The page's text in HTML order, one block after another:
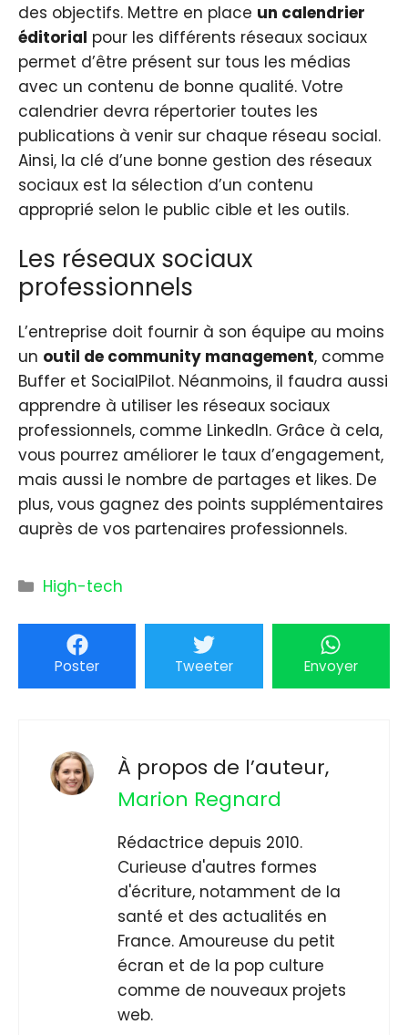
des objectifs. Mettre en place un calendrier
éditorial pour les différents réseaux sociaux
permet d’être présent sur tous les médias
avec un contenu de bonne qualité. Votre
calendrier devra répertorier toutes les
publications à venir sur chaque réseau social.
Ainsi, la clé d’une bonne gestion des réseaux
sociaux est la sélection d’un contenu
approprié selon le public cible et les outils.
Les réseaux sociaux
professionnels
L’entreprise doit fournir à son équipe au moins
un outil de community management, comme
Buffer et SocialPilot. Néanmoins, il faudra aussi
apprendre à utiliser les réseaux sociaux
professionnels, comme LinkedIn. Grâce à cela,
vous pourrez améliorer le taux d’engagement,
mais aussi le nombre de partages et likes. De
plus, vous gagnez des points supplémentaires
auprès de vos partenaires professionnels.
Catégories
High-tech
Poster Tweeter Envoyer
À propos de l’auteur,
Marion Regnard
Rédactrice depuis 2010.
Curieuse d'autres formes
d'écriture, notamment de la
santé et des actualités en
France. Amoureuse du petit
écran et de la pop culture
comme de nouveaux projets
web.